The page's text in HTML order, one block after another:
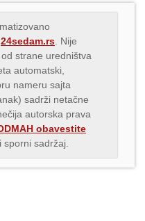
24sedam.rs . Nije
strane uredništva
automatski,
nameru sajta
sadrži netačne
autorska prava
obavestite
sadržaj.